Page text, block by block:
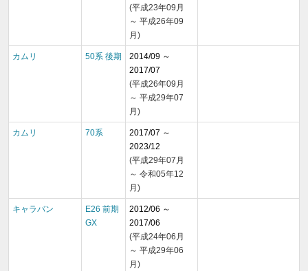
(平成23年09月
～ 平成26年09
月)
カムリ 50系 後期
2014/09 ～
2017/07
(平成26年09月
～ 平成29年07
月)
カムリ 70系
2017/07 ～
2023/12
(平成29年07月
～ 令和05年12
月)
キャラバン
E26 前期
GX
2012/06 ～
2017/06
(平成24年06月
～ 平成29年06
月)